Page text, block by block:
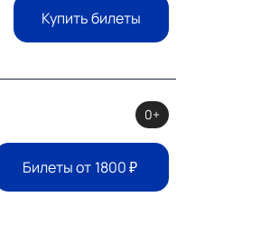
Купить билеты
0+
Билеты от 1800₽